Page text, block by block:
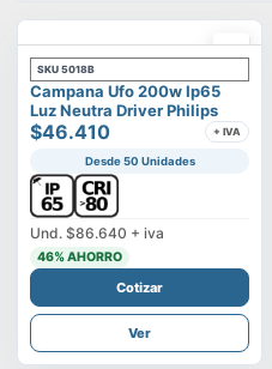
SKU 5018B
Campana Ufo 200w Ip65
Luz Neutra Driver Philips
$46.410 + IVA
Desde 50 Unidades
Und. $86.640 + iva
46% AHORRO
Cotizar
Ver